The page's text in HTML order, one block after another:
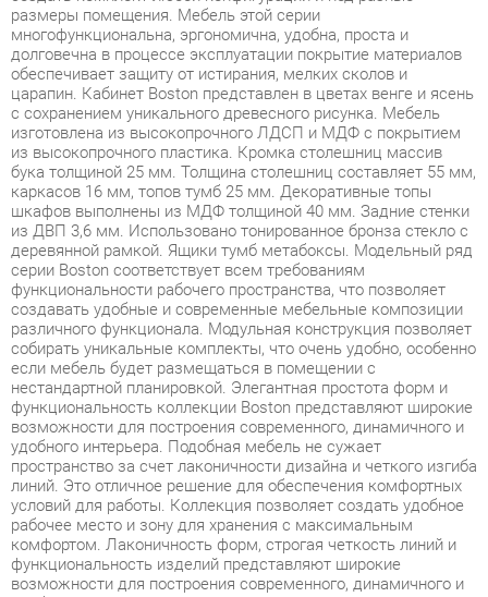
царапин. Кабинет Boston представлен в цветах венге и ясень
с сохранением уникального древесного рисунка. Мебель
изготовлена из высокопрочного ЛДСП и МДФ с покрытием
из высокопрочного пластика. Кромка столешниц массив
бука толщиной 25 мм. Толщина столешниц составляет 55 мм,
каркасов 16 мм, топов тумб 25 мм. Декоративные топы
шкафов выполнены из МДФ толщиной 40 мм. Задние стенки
из ДВП 3,6 мм. Использовано тонированное бронза стекло с
деревянной рамкой. Ящики тумб метабоксы. Модельный ряд
серии Boston соответствует всем требованиям
функциональности рабочего пространства, что позволяет
создавать удобные и современные мебельные композиции
различного функционала. Модульная конструкция позволяет
собирать уникальные комплекты, что очень удобно, особенно
если мебель будет размещаться в помещении с
нестандартной планировкой. Элегантная простота форм и
функциональность коллекции Boston представляют широкие
возможности для построения современного, динамичного и
удобного интерьера. Подобная мебель не сужает
пространство за счет лаконичности дизайна и четкого изгиба
линий. Это отличное решение для обеспечения комфортных
условий для работы. Коллекция позволяет создать удобное
рабочее место и зону для хранения с максимальным
комфортом. Лаконичность форм, строгая четкость линий и
функциональность изделий представляют широкие
возможности для построения современного, динамичного и
удобного интерьера. Boston - это отличное решение для
обеспечения комфортных условий для работы, позволяющее
оптимизировать пространство без ущерба для
функциональности и удобства. Широкая база элементов
позволит создать полноценный гарнитур, отвечающий всем